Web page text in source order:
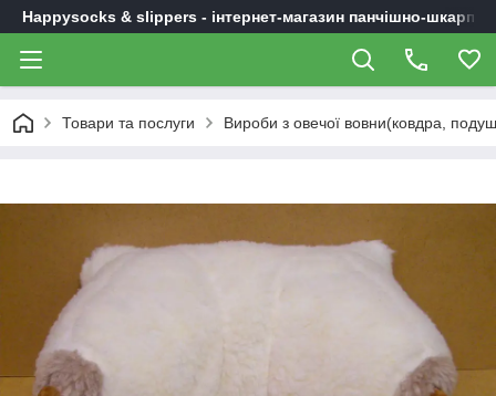
Happysocks & slippers - інтернет-магазин панчішно-
Товари та послуги Вироби з овечої вовни(ковдра,